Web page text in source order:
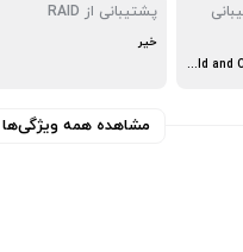
Intel Socket 1151 9th / 8th Gen Intel Core, Pentium Gold and Celeron Processors
پشتیبانی از RAID
خیر
مشاهده همه ویژگی‌ها